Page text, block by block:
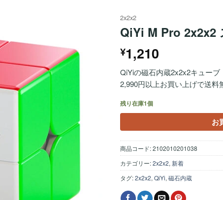
2x2x2
QiYi M Pro 2x2x2
¥1,210
QiYiの磁石内蔵2x2x2キューブ
2,990円以上お買い上げで送料
残り在庫1個
お
商品コード:2102010201038
カテゴリー:2x2x2, 新着
タグ:2x2x2, QiYi, 磁石内蔵